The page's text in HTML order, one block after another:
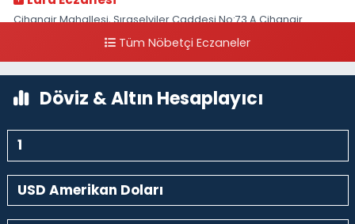
Cihangir Mahallesi, Sıraselviler Caddesi No:73 A Cihangir
Tüm Nöbetçi Eczaneler
Döviz & Altın Hesaplayıcı